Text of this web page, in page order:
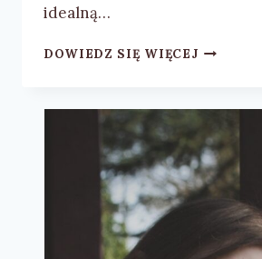
idealną…
DOWIEDZ SIĘ WIĘCEJANN
THAN
YOU”
–
RECENZJA
KSIĄŻKI